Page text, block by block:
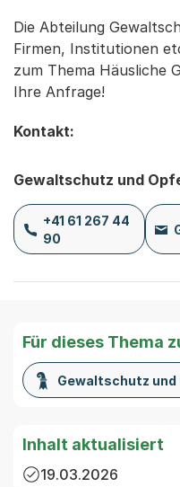
Die Abteilung
Firmen, Institutionen
zum Thema Häusliche
Ihre Anfrage!
Kontakt:
Gewaltschutz und
+41 61 267 44
90
Für dieses Thema
Gewaltschutz
Inhalt aktualisiert
19.03.2026